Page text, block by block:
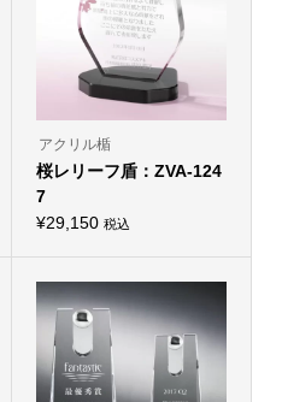
アクリル楯
桜レリーフ盾：ZVA-124
7
¥29,150 税込